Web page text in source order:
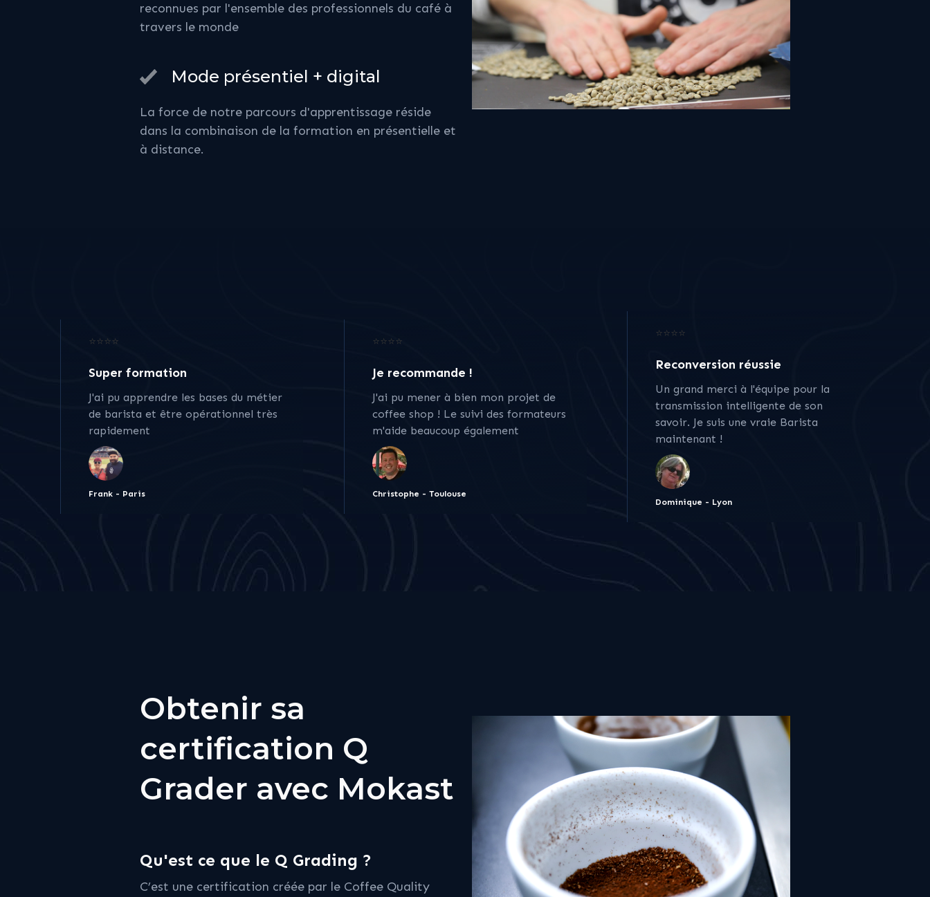
reconnues par l'ensemble des professionnels du café à
travers le monde
Mode présentiel + digital
La force de notre parcours d'apprentissage réside
dans la combinaison de la formation en présentielle et
à distance.
⭐⭐⭐⭐
Super formation
J'ai pu apprendre les bases du métier
de barista et être opérationnel très
rapidement
Frank - Paris
⭐⭐⭐⭐
Je recommande !
J'ai pu mener à bien mon projet de
coffee shop ! Le suivi des formateurs
m'aide beaucoup également
Christophe - Toulouse
⭐⭐⭐⭐
Reconversion réussie
Un grand merci à l'équipe pour la
transmission intelligente de son
savoir. Je suis une vraie Barista
maintenant !
Dominique - Lyon
Obtenir sa
certification Q
Grader avec Mokast
Qu'est ce que le Q Grading ?
C’est une certification créée par le Coffee Quality